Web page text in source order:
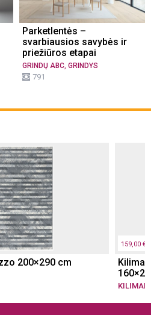
Parketlentės –
svarbiausios savybės ir
priežiūros etapai
GRINDŲ ABC, GRINDYS
791
200×290 cm
159,00 €
KILIMAI